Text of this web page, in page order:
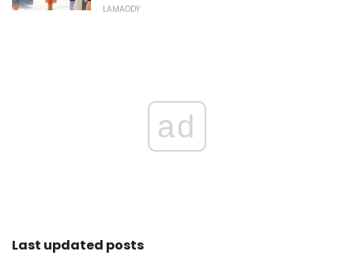
LAMAODY
ad
Last updated posts